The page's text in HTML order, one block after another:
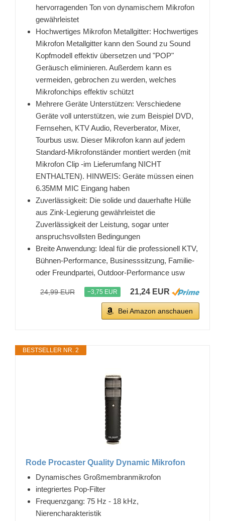
hervorragenden Ton von dynamischem Mikrofon
gewährleistet
Hochwertiges Mikrofon Metallgitter: Hochwertiges
Mikrofon Metallgitter kann den Sound zu Sound
Kopfmodell effektiv übersetzen und "POP"
Geräusch eliminieren. Außerdem kann es
vermeiden, gebrochen zu werden, welches
Mikrofonchips effektiv schützt
Mehrere Geräte Unterstützen: Verschiedene
Geräte voll unterstützen, wie zum Beispiel DVD,
Fernsehen, KTV Audio, Reverberator, Mixer,
Tourbus usw. Dieser Mikrofon kann auf jedem
Standard-Mikrofonständer montiert werden (mit
Mikrofon Clip -im Lieferumfang NICHT
ENTHALTEN). HINWEIS: Geräte müssen einen
6.35MM MIC Eingang haben
Zuverlässigkeit: Die solide und dauerhafte Hülle
aus Zink-Legierung gewährleistet die
Zuverlässigkeit der Leistung, sogar unter
anspruchsvollsten Bedingungen
Breite Anwendung: Ideal für die professionell KTV,
Bühnen-Performance, Businesssitzung, Familie-
oder Freundpartei, Outdoor-Performance usw
24,99 EUR −3,75 EUR 21,24 EUR
Bei Amazon anschauen
BESTSELLER NR. 2
Rode Procaster Quality Dynamic Mikrofon
Dynamisches Großmembranmikrofon
integriertes Pop-Filter
Frequenzgang: 75 Hz - 18 kHz,
Nierencharakteristik